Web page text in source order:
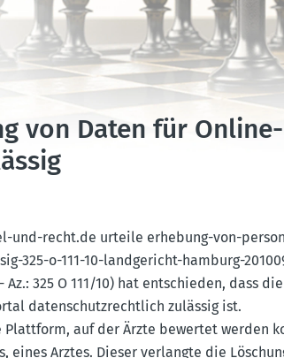
von Daten für
​und-​recht.​de urteile erhebung-von-
325-o-111-10-landge­richt-hamburg-
325 O 111/10) hat entschieden, dass
daten­schutz­rechtlich zulässig ist.
auf der Ärzte bewertet werden
Arztes. Dieser verlangte die